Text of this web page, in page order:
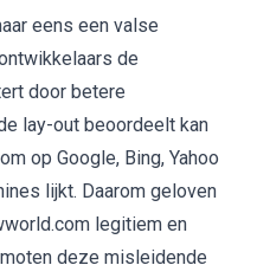
eens een valse
de
door betere
lay-out beoordeelt kan
op Google, Bing, Yahoo
lijkt. Daarom geloven
legitiem en
deze misleidende